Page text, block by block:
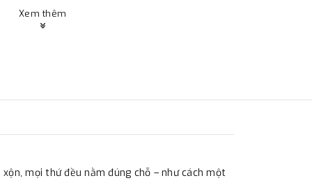
Xem thêm
mọi thứ đều nằm đúng chỗ – như cách một